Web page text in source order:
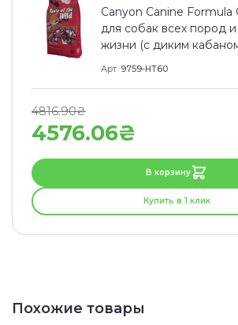
Canyon Canine Formula
для собак всех пород
жизни (с диким
Арт 9759-HT60
4576.06₴
4816.90₴
В корзину
Купить в 1 клик
Похожие товары